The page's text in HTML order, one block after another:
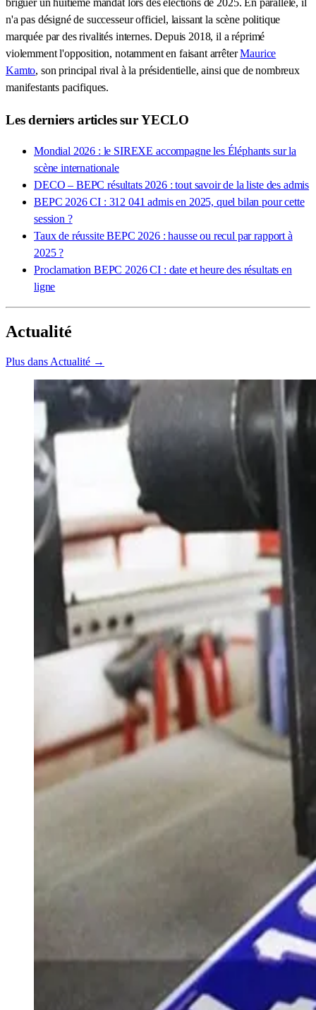
n'a pas désigné de successeur officiel, laissant la scène politique
marquée par des rivalités internes. Depuis 2018, il a réprimé
violemment l'opposition, notamment en faisant arrêterMaurice
Kamto, son principal rival à la présidentielle, ainsi que de nombreux
manifestants pacifiques.
Les derniers articles sur YECLO
Mondial 2026 : le SIREXE accompagne les Éléphants sur la
scène internationale
DECO – BEPC résultats 2026 : tout savoir de la liste des admis
BEPC 2026 CI : 312 041 admis en 2025, quel bilan pour cette
session ?
Taux de réussite BEPC 2026 : hausse ou recul par rapport à
2025 ?
Proclamation BEPC 2026 CI : date et heure des résultats en
ligne
Actualité
Plus dans Actualité →